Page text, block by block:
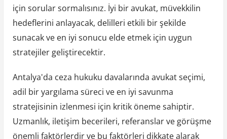
için sorular sormalısınız. İyi bir avukat, müvekkilin
hedeflerini anlayacak, delilleri etkili bir şekilde
sunacak ve en iyi sonucu elde etmek için uygun
stratejiler geliştirecektir.
Antalya'da ceza hukuku davalarında avukat seçimi,
adil bir yargılama süreci ve en iyi savunma
stratejisinin izlenmesi için kritik öneme sahiptir.
Uzmanlık, iletişim becerileri, referanslar ve görüşme
önemli faktörlerdir ve bu faktörleri dikkate alarak